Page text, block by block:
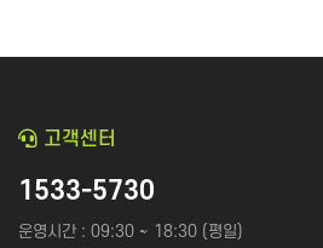
고객센터
1533-5730
운영시간 : 09:30 ~ 18:30 (평일)